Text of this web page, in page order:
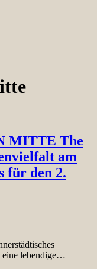
MITTE The
am
für den 2.
lebendige…